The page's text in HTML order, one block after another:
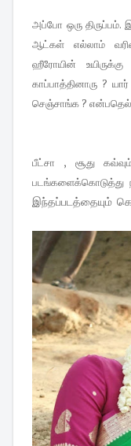
அப்போ ஒரு
ஆட்கள் எல்லாம்
ஹீரோயின்
காப்பாத்தினாரு ?
செஞ்சாங்க ?
பீட்சா , சூது
படங்களைக்கொடுத்து
இந்தப்படத்தையும்